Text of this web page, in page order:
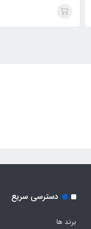
دسترسی سریع
برند ها